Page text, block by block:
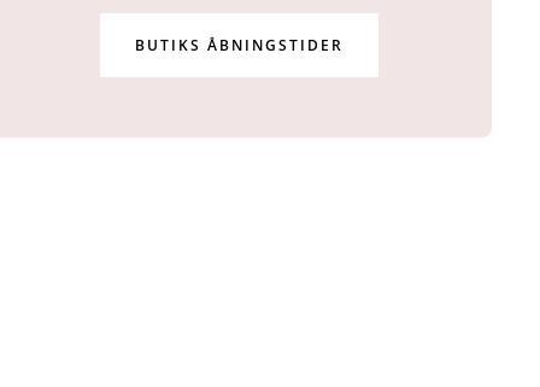
BUTIKS ÅBNINGSTIDER